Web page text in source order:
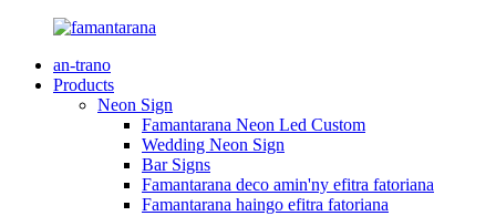
an-trano
Products
Neon Sign
Famantarana Neon Led Custom
Wedding Neon Sign
Bar Signs
Famantarana deco amin'ny efitra fatoriana
Famantarana haingo efitra fatoriana